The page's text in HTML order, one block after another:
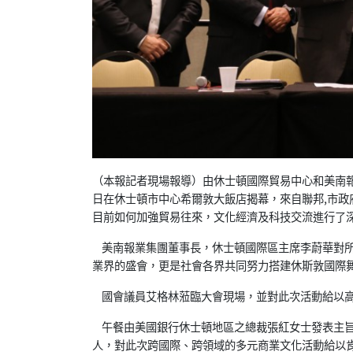
（本報記者現場報導）由休士頓國際貿易中心和美
日在休士頓市中心希爾敦大飯店揭幕，來自聯邦,市
目前如何加強貿易往來，文化經濟及科技交流進行了
美南報業集團董事長，休士頓國際區主席李蔚華對
業界的盛會，更是社會各界共同努力搭建休斯敦國
國會議員艾格林蒞臨大會現場，並對此次活動給以
午餐由美國銀行休士頓地區之總裁張紅女士發表主
人，對此次跨國際、跨領域的多元商業文化活動給